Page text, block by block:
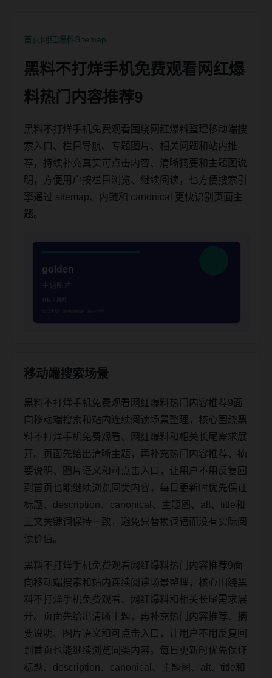
首页网红爆料Sitemap
黑料不打烊手机免费观看网红爆
料热门内容推荐9
黑料不打烊手机免费观看围绕网红爆料整理移动端搜
索入口、栏目导航、专题图片、相关问题和站内推
荐，持续补充真实可点击内容、清晰摘要和主题图说
明，方便用户按栏目浏览、继续阅读，也方便搜索引
擎通过 sitemap、内链和 canonical 更快识别页面主
题。
移动端搜索场景
黑料不打烊手机免费观看网红爆料热门内容推荐9面
向移动端搜索和站内连续阅读场景整理，核心围绕黑
料不打烊手机免费观看、网红爆料和相关长尾需求展
开。页面先给出清晰主题，再补充热门内容推荐、摘
要说明、图片语义和可点击入口，让用户不用反复回
到首页也能继续浏览同类内容。每日更新时优先保证
标题、description、canonical、主题图、alt、title和
正文关键词保持一致，避免只替换词语而没有实际阅
读价值。
黑料不打烊手机免费观看网红爆料热门内容推荐9面
向移动端搜索和站内连续阅读场景整理，核心围绕黑
料不打烊手机免费观看、网红爆料和相关长尾需求展
开。页面先给出清晰主题，再补充热门内容推荐、摘
要说明、图片语义和可点击入口，让用户不用反复回
到首页也能继续浏览同类内容。每日更新时优先保证
标题、description、canonical、主题图、alt、title和